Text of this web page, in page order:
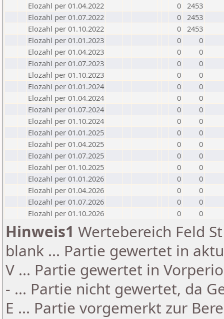
Elozahl per 01.04.2022
0 2453
Elozahl per 01.07.2022
0 2453
Elozahl per 01.10.2022
0 2453
Elozahl per 01.01.2023
0
0
Elozahl per 01.04.2023
0
0
Elozahl per 01.07.2023
0
0
Elozahl per 01.10.2023
0
0
Elozahl per 01.01.2024
0
0
Elozahl per 01.04.2024
0
0
Elozahl per 01.07.2024
0
0
Elozahl per 01.10.2024
0
0
Elozahl per 01.01.2025
0
0
Elozahl per 01.04.2025
0
0
Elozahl per 01.07.2025
0
0
Elozahl per 01.10.2025
0
0
Elozahl per 01.01.2026
0
0
Elozahl per 01.04.2026
0
0
Elozahl per 01.07.2026
0
0
Elozahl per 01.10.2026
0 0
Hinweis1 Wertebereich Feld
blank ... Partie gewertet in
V ... Partie gewertet in
- ... Partie nicht gewertet, da
E ... Partie vorgemerkt zur